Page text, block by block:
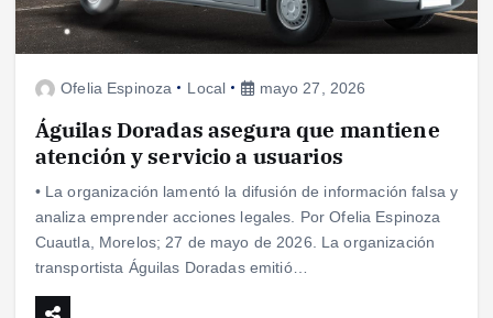
Ofelia Espinoza Local mayo 27, 2026
Águilas Doradas asegura que mantiene
atención y servicio a usuarios
• La organización lamentó la difusión de información falsa y
analiza emprender acciones legales. Por Ofelia Espinoza
Cuautla, Morelos; 27 de mayo de 2026. La organización
transportista Águilas Doradas emitió…